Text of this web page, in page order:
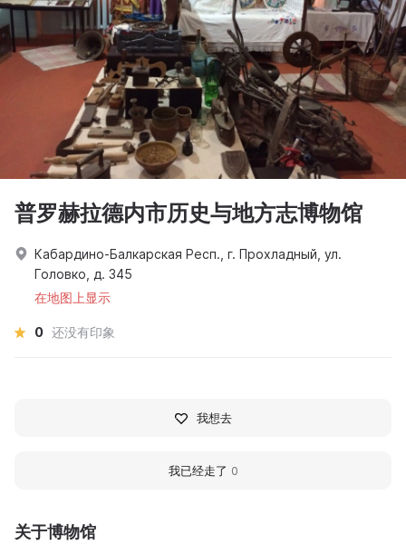
关于博物馆
普罗赫拉德内市历史与地方志博物馆
Кабардино-Балкарская Респ., г. Прохладный, ул.
Головко, д. 345
在地图上显示
0 还没有印象
我想去
我已经走了 0